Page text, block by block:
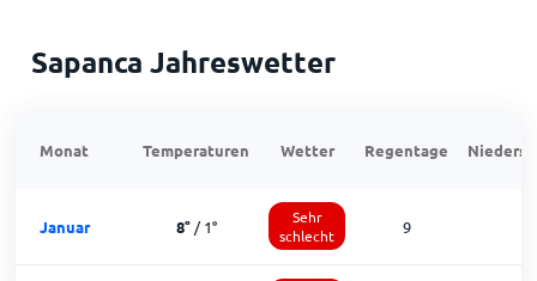
Sapanca Jahreswetter
Monat Temperaturen Wetter Regentage
Januar 8°/1°
Sehr
schlecht
9